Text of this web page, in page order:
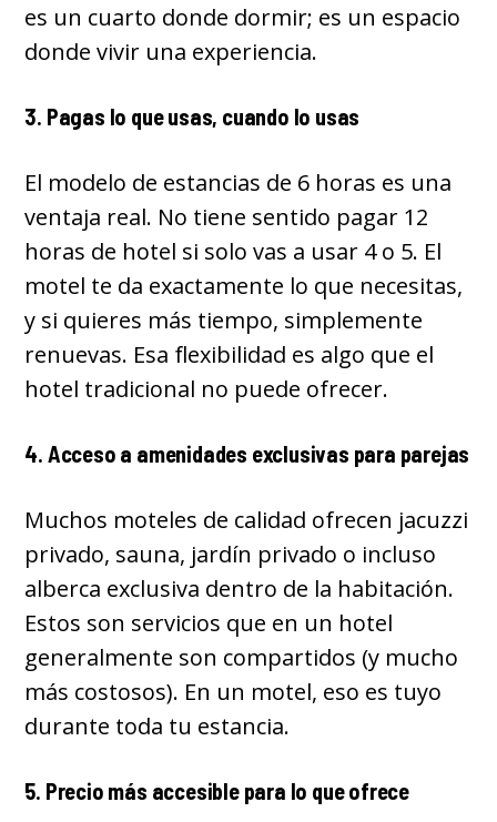
es un cuarto donde dormir; es un espacio
donde vivir una experiencia.
3. Pagas lo que usas, cuando lo usas
El modelo de estancias de 6 horas es una
ventaja real. No tiene sentido pagar 12
horas de hotel si solo vas a usar 4 o 5. El
motel te da exactamente lo que necesitas,
y si quieres más tiempo, simplemente
renuevas. Esa flexibilidad es algo que el
hotel tradicional no puede ofrecer.
4. Acceso a amenidades exclusivas para parejas
Muchos moteles de calidad ofrecen jacuzzi
privado, sauna, jardín privado o incluso
alberca exclusiva dentro de la habitación.
Estos son servicios que en un hotel
generalmente son compartidos (y mucho
más costosos). En un motel, eso es tuyo
durante toda tu estancia.
5. Precio más accesible para lo que ofrece